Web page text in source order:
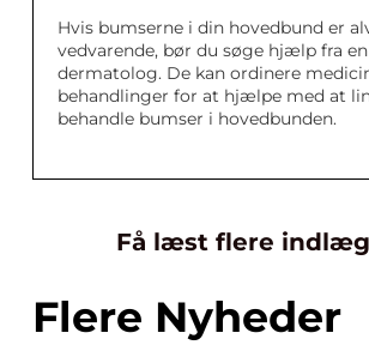
Hvis bumserne i din hovedbund er
vedvarende, bør du søge hjælp fra
dermatolog. De kan ordinere
behandlinger for at hjælpe med at
behandle bumser i hovedbunden.
Få læst flere
Flere Nyheder